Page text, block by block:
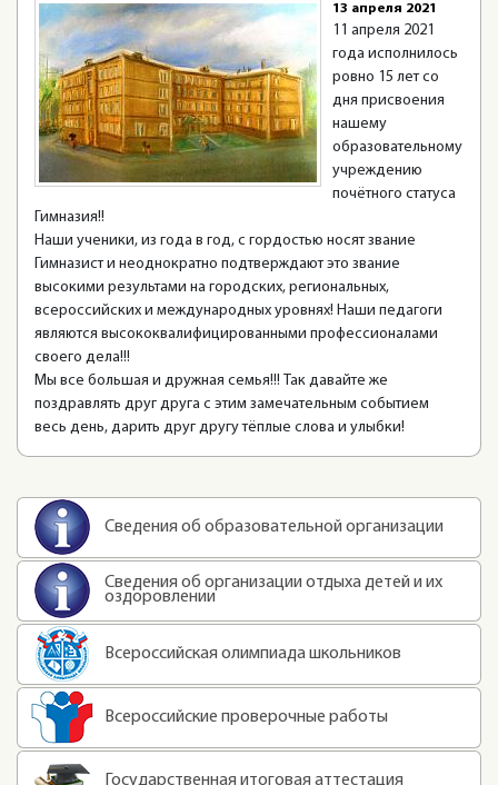
13 апреля 2021
11 апреля 2021
года исполнилось
ровно 15 лет со
дня присвоения
нашему
образовательному
учреждению
почётного статуса
Гимназия!!
Наши ученики, из года в год, с гордостью носят звание
Гимназист и неоднократно подтверждают это звание
высокими результами на городских, региональных,
всероссийских и международных уровнях! Наши педагоги
являются высококвалифицированными профессионалами
своего дела!!!
Мы все большая и дружная семья!!! Так давайте же
поздравлять друг друга с этим замечательным событием
весь день, дарить друг другу тёплые слова и улыбки!
Сведения об образовательной организации
Сведения об организации отдыха детей и их
оздоровлении
Всероссийская олимпиада школьников
Всероссийские проверочные работы
Государственная итоговая аттестация